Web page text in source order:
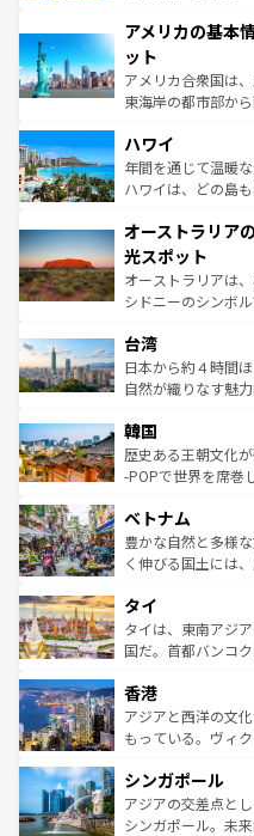
ンツ一覧を参照し
の建物がそのまま
博物館もあり、ア
ことができる。国
者向けの交通パス
着のスイス情報は
アメリカの基本
ット
アメリカ合衆国は
東海岸の都市部か
のような巨大都市
ンメントが詰まっ
西部には大自然が
部のニューオーリ
文化が魅力。旅行
しみながら、その
るだろう。車での
情報は
ハワイ
年間を通じて温暖
ハワイは、どの島
ワイ島は見逃せな
島だが、静かな自
おすすめ。エメラ
文化や歴史が息づ
人々、おいしいロ
ク、伝統的なフラ
っている。訪れる
はコンテンツ一覧
オーストラリア
光スポット
オーストラリアは
シドニーのシンボ
リアリーフや大陸
ク）、タスマニア
ど、見どころがた
いる。アクティビ
ビング、ハイキン
い。オーストラリ
参照してほしい。
台湾
日本から約４時間
自然が織りなす魅
ン）、静ひつな山
と山間の静けさが
驚きをもたらして
容にもいいと評判
が味わえ
照してほしい。
韓国
歴史ある王朝文化
-POPで世界を席巻
き、地方に足を延
できる。そして、
まで、さまざまな
リティに包まれな
覧を参照してほし
ベトナム
豊かな自然と多様
く伸びる国土には
急速な発展と共に
ーチミン市のフラ
醸し出している。
とつ。フォーやバ
ひ現地で味わいた
が旅行者を迎えて
参照してほしい。
タイ
タイは、東南アジ
国だ。首都バンコ
の活気が交差して
帯で自然と触れ合
いビーチでリゾー
激する。気候は一
が待っている。親
た文化、そして多
香港
アジアと西洋の文
もっている。ヴィ
み、どこを訪れて
ており、効率よく
うな絶景から文化
シンガポール
アジアの交差点と
シンガポール。未